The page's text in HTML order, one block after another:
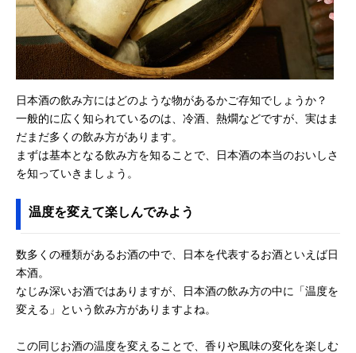
日本酒の飲み方にはどのような物があるかご存知でしょうか？
一般的に広く知られているのは、冷酒、熱燗などですが、実はま
だまだ多くの飲み方があります。
まずは基本となる飲み方を知ることで、日本酒の本当のおいしさ
を知っていきましょう。
温度を変えて楽しんでみよう
数多くの種類があるお酒の中で、日本を代表するお酒といえば日
本酒。
なじみ深いお酒ではありますが、日本酒の飲み方の中に「温度を
変える」という飲み方がありますよね。
この同じお酒の温度を変えることで、香りや風味の変化を楽しむ